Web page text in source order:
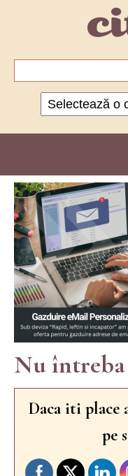
Categorii
Nu întreba
Daca iti place
pe